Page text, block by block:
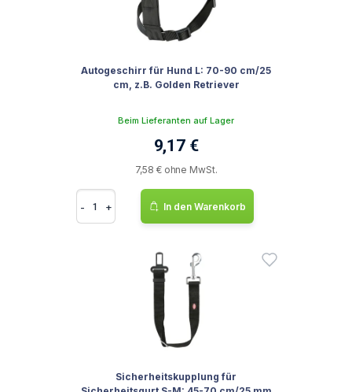
Autogeschirr für Hund L: 70-90 cm/25
cm, z.B. Golden Retriever
Beim Lieferanten auf Lager
9,17 €
7,58 € ohne MwSt.
- + In den Warenkorb
Sicherheitskupplung für